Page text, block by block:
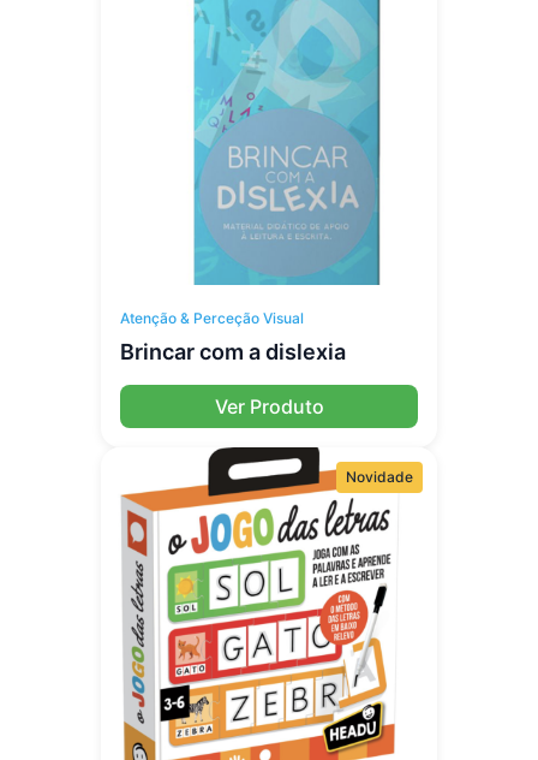
Atenção & Perceção Visual
Brincar com a dislexia
Ver Produto
Novidade